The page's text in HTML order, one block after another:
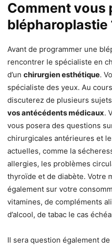
Comment vous
blépharoplastie
Avant de programmer une
rencontrer le spécialiste en
d’un chirurgien esthétique.
spécialiste des yeux. Au
discuterez de plusieurs
vos antécédents médicaux.
vous posera des questions
chirurgicales antérieures et
actuelles, comme la
allergies, les problèmes
thyroïde et de diabète. Votre
également sur votre
vitamines, de compléments
d’alcool, de tabac le cas
Il sera question également